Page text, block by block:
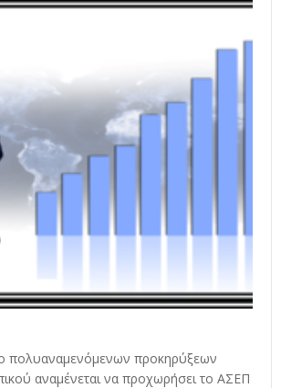
πολυαναμενόμενων προκηρύξεων
αναμένεται να προχωρήσει το ΑΣΕΠ